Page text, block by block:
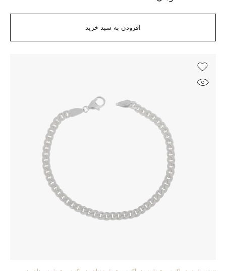
افزودن به سبد خرید